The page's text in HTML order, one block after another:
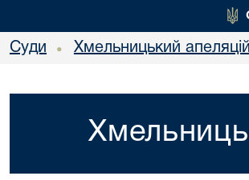
Суди • Хмельницький